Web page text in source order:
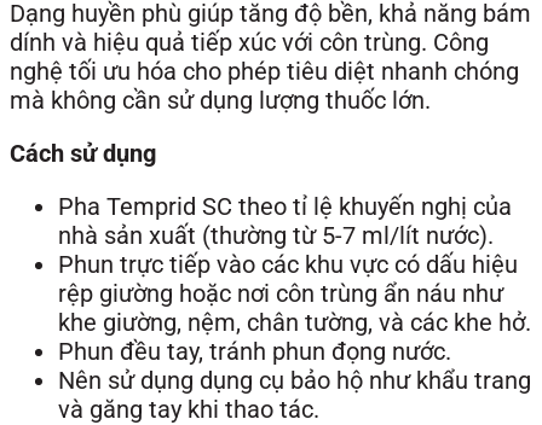
Dạng huyền phù giúp tăng độ bền, khả năng bám
dính và hiệu quả tiếp xúc với côn trùng. Công
nghệ tối ưu hóa cho phép tiêu diệt nhanh chóng
mà không cần sử dụng lượng thuốc lớn.
Cách sử dụng
Pha Temprid SC theo tỉ lệ khuyến nghị của
nhà sản xuất (thường từ 5-7 ml/lít nước).
Phun trực tiếp vào các khu vực có dấu hiệu
rệp giường hoặc nơi côn trùng ẩn náu như
khe giường, nệm, chân tường, và các khe hở.
Phun đều tay, tránh phun đọng nước.
Nên sử dụng dụng cụ bảo hộ như khẩu trang
và găng tay khi thao tác.